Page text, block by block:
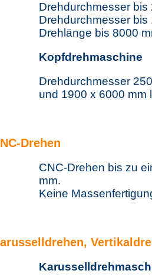
Drehdurchmesser bis
Drehdurchmesser
Drehlänge bis 8000
Kopfdrehmaschine
Drehdurchmesser
und 1900 x 6000 mm
Drehen
CNC-Drehen bis zu
mm.
Keine